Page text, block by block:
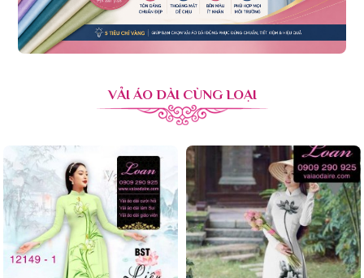
VẢI ÁO DÀI CÙNG LOẠI